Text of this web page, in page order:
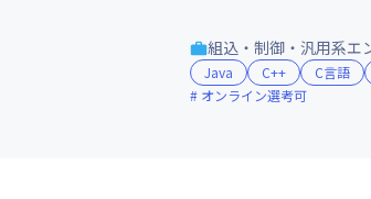
組込・制御・汎用系エ
Java C++ C言語
オンライン選考可